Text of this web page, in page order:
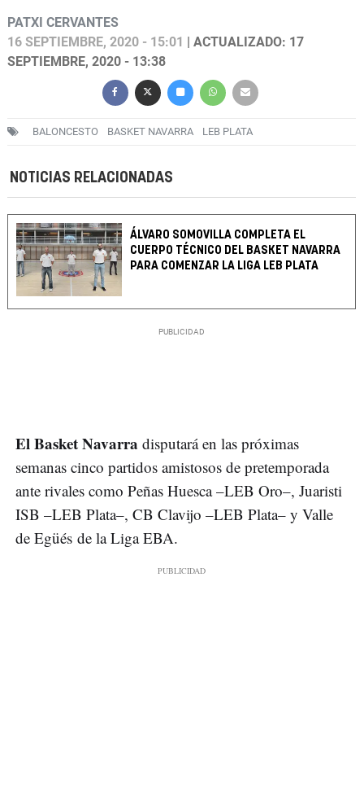
PATXI CERVANTES
16 SEPTIEMBRE, 2020 - 15:01
| ACTUALIZADO: 17
SEPTIEMBRE, 2020 - 13:38
BALONCESTO BASKET NAVARRA LEB PLATA
NOTICIAS RELACIONADAS
ÁLVARO SOMOVILLA COMPLETA EL
CUERPO TÉCNICO DEL BASKET NAVARRA
PARA COMENZAR LA LIGA LEB PLATA
El Basket Navarra disputará en las próximas
semanas cinco partidos amistosos de pretemporada
ante rivales como Peñas Huesca –LEB Oro–, Juaristi
ISB –LEB Plata–, CB Clavijo –LEB Plata– y Valle
de Egüés de la Liga EBA.